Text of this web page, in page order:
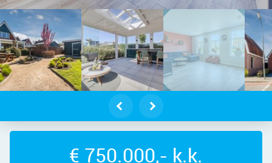
– Dorpsstraat 818, 1566 EV –
€ 750.000,- k.k.